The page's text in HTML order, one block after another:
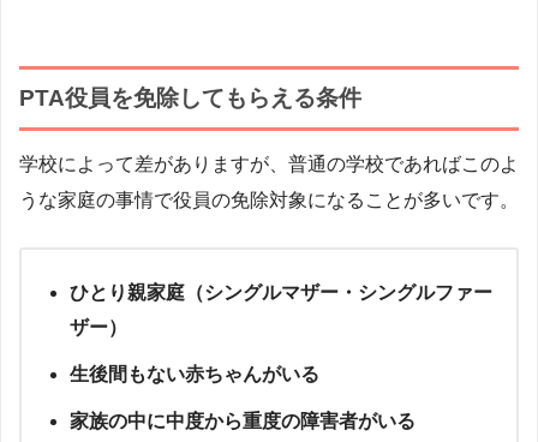
PTA役員を免除してもらえる条件
学校によって差がありますが、普通の学校であればこのよ
うな家庭の事情で役員の免除対象になることが多いです。
ひとり親家庭（シングルマザー・シングルファー
ザー）
生後間もない赤ちゃんがいる
家族の中に中度から重度の障害者がいる